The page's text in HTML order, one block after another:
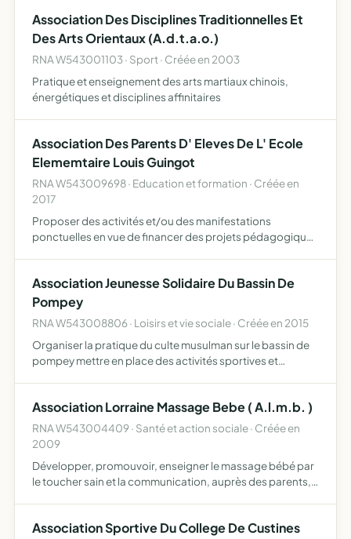
Association Des Disciplines Traditionnelles Et
Des Arts Orientaux (A.d.t.a.o.)
RNA W543001103 · Sport · Créée en 2003
Pratique et enseignement des arts martiaux chinois,
énergétiques et disciplines affinitaires
Association Des Parents D' Eleves De L' Ecole
Elememtaire Louis Guingot
RNA W543009698 · Education et formation · Créée en
2017
Proposer des activités et/ou des manifestations
ponctuelles en vue de financer des projets pédagogiques
Association Jeunesse Solidaire Du Bassin De
Pompey
RNA W543008806 · Loisirs et vie sociale · Créée en 2015
Organiser la pratique du culte musulman sur le bassin de
pompey mettre en place des activités sportives et
et…
Association Lorraine Massage Bebe ( A.l.m.b. )
RNA W543004409 · Santé et action sociale · Créée en
2009
Développer, promouvoir, enseigner le massage bébé par
le toucher sain et la communication, auprès des parents,
Conf…
Association Sportive Du College De Custines